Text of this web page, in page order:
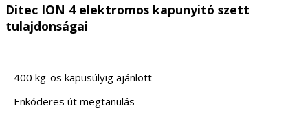
Ditec ION 4 elektromos kapunyitó szett
tulajdonságai
– 400 kg-os kapusúlyig ajánlott
– Enkóderes út megtanulás